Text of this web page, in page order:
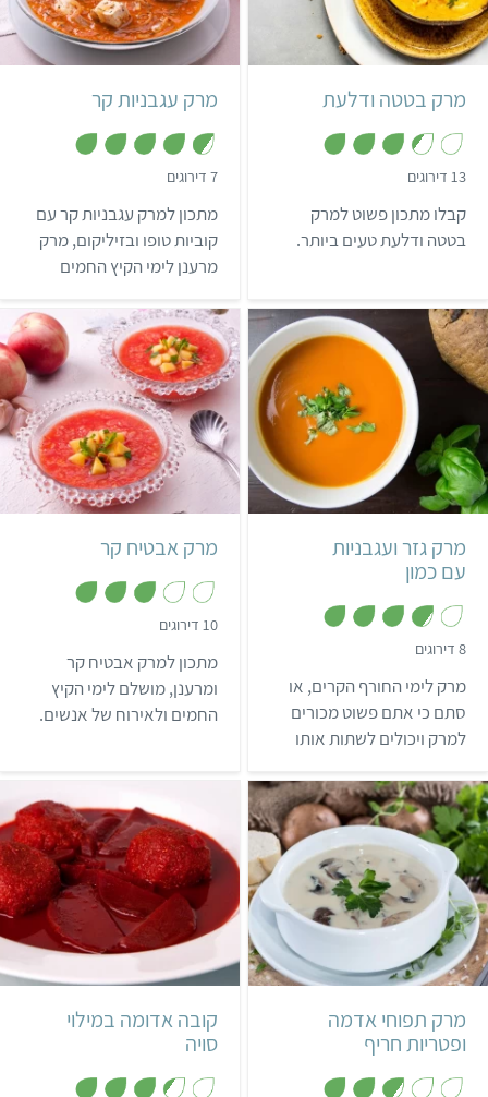
קל
מרק בטטה ודלעת
13 דירוגים
.
4
מ
ת
קבלו מתכון פשוט למרק
בטטה ודלעת טעים ביותר.
קל
מרק עגבניות קר
7 דירוגים
.
6
מ
ת
ו
מתכון למרק עגבניות קר עם
קוביות טופו ובזיליקום, מרק
מרענן לימי הקיץ החמים
מרק גזר ועגבניות
עם כמון
8 דירוגים
.
8
מ
ת
ו
מרק לימי החורף הקרים, או
סתם כי אתם פשוט מכורים
למרק ויכולים לשתות אותו
מתכון למרק גזר ועגבניות על
בסיס ציר ירקות – טעים
בטירוף ועשיר במלא טעמים!
קל
מרק אבטיח קר
10 דירוגים
מ
ת
ו
ך
5
מתכון למרק אבטיח קר
ומרענן, מושלם לימי הקיץ
החמים ולאירוח של אנשים.
קל
מרק תפוחי אדמה
ופטריות חריף
קשה עיראקי
קובה אדומה במילוי
סויה